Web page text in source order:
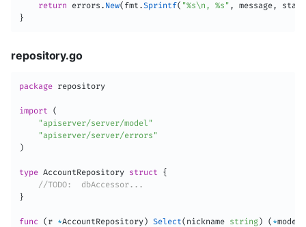
return errors . New( fmt .Sprintf( "%s\n, %s" , message,
}
repository.go
package repository
import
(
"apiserver/server/model"
"apiserver/server/errors"
)
type AccountRepository struct
{
//TODO:  dbAccessor...
}
func ( r *AccountRepository) Select( nickname string) ( *model